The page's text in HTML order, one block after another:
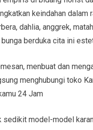
keindahan dalam
dahlia, anggrek,
berduka cita ini
menbuat dan
menghubungi toko
24 Jam
sedikit model-model